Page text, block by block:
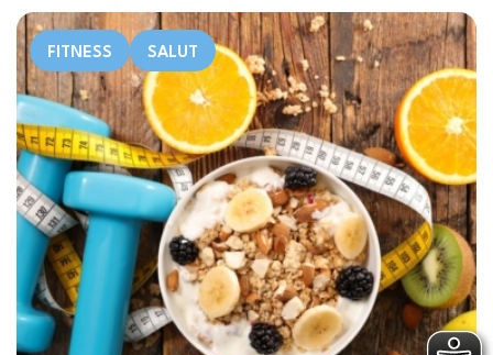
FITNESS SALUT